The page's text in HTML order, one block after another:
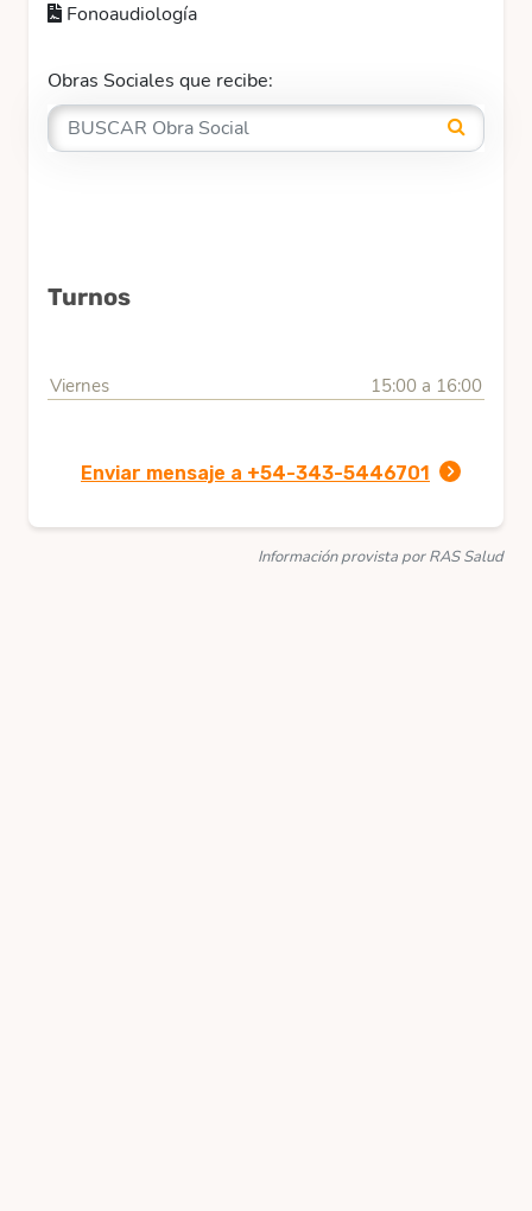
Fonoaudiología
Obras Sociales que recibe:
Turnos
Viernes 15:00 a 16:00
Enviar mensaje a +54-343-5446701
Información provista por RAS Salud